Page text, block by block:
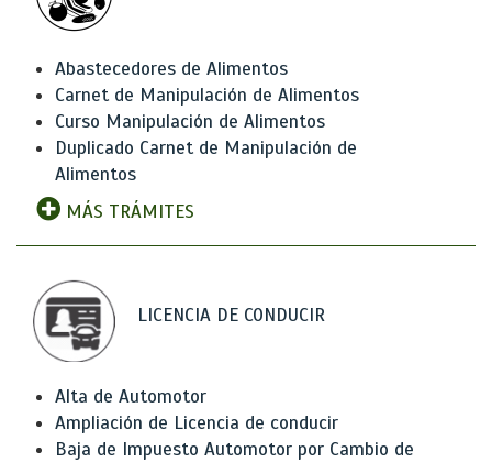
Abastecedores de Alimentos
Carnet de Manipulación de Alimentos
Curso Manipulación de Alimentos
Duplicado Carnet de Manipulación de
Alimentos
MÁS TRÁMITES
LICENCIA DE CONDUCIR
Alta de Automotor
Ampliación de Licencia de conducir
Baja de Impuesto Automotor por Cambio de